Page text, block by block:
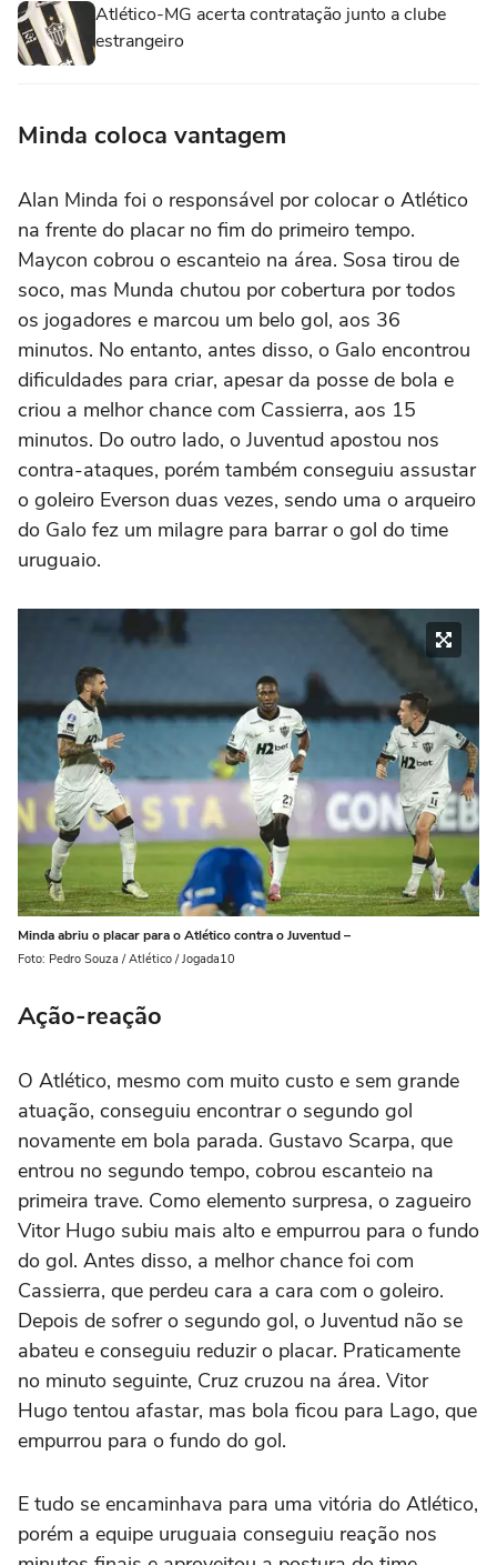
Atlético-MG acerta contratação junto a clube
estrangeiro
Minda coloca vantagem
Alan Minda foi o responsável por colocar o Atlético
na frente do placar no fim do primeiro tempo.
Maycon cobrou o escanteio na área. Sosa tirou de
soco, mas Munda chutou por cobertura por todos
os jogadores e marcou um belo gol, aos 36
minutos. No entanto, antes disso, o Galo encontrou
dificuldades para criar, apesar da posse de bola e
criou a melhor chance com Cassierra, aos 15
minutos. Do outro lado, o Juventud apostou nos
contra-ataques, porém também conseguiu assustar
o goleiro Everson duas vezes, sendo uma o arqueiro
do Galo fez um milagre para barrar o gol do time
uruguaio.
Minda abriu o placar para o Atlético contra o Juventud –
Foto: Pedro Souza / Atlético / Jogada10
Ação-reação
O Atlético, mesmo com muito custo e sem grande
atuação, conseguiu encontrar o segundo gol
novamente em bola parada. Gustavo Scarpa, que
entrou no segundo tempo, cobrou escanteio na
primeira trave. Como elemento surpresa, o zagueiro
Vitor Hugo subiu mais alto e empurrou para o fundo
do gol. Antes disso, a melhor chance foi com
Cassierra, que perdeu cara a cara com o goleiro.
Depois de sofrer o segundo gol, o Juventud não se
abateu e conseguiu reduzir o placar. Praticamente
no minuto seguinte, Cruz cruzou na área. Vitor
Hugo tentou afastar, mas bola ficou para Lago, que
empurrou para o fundo do gol.
E tudo se encaminhava para uma vitória do Atlético,
porém a equipe uruguaia conseguiu reação nos